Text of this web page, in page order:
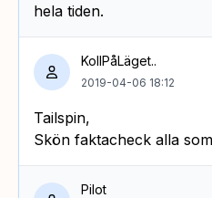
hela tiden.
KollPåLäget..
2019-04-06 18:12
Tailspin,
Skön faktacheck alla
Pilot